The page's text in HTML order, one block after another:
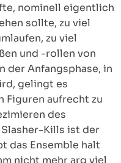
nominell eigentlich
sollte, zu viel
zu viel
und -rollen von
der Anfangsphase, in
gelingt es
Figuren aufrecht zu
des
Kills ist der
das Ensemble halt
nicht mehr arg viel